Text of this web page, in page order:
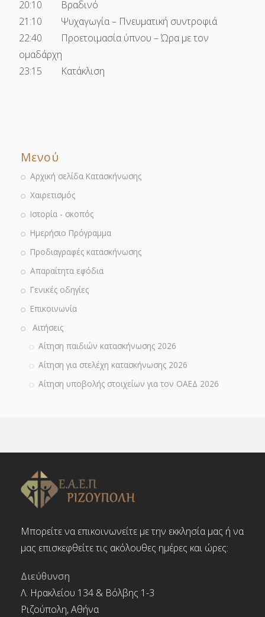
Μενού
Αρχική σελίδα Κατασκήνωσης
Χαιρετισμός
Ιστορία - σκοπός
Ημερήσιο Πρόγραμμα
Προδιαγραφές κατασκήνωσης
Απαραίτητα εφόδια
Γενικές οδηγίες
Επικοινωνία
Αιτήσεις
Αίτηση παιδιών κατασκήνωσης 2026
Αίτηση για στελέχη κατασκήνωσης 2026
Αίτηση υποβολής στοιχείων για τον ΟΑΕΔ 2026
20:10 Βραδινό
21:10 Ψυχαγωγία – Πνευματική συντροφιά
22:40 Προετοιμασία ύπνου – Ώρα με τον
ομαδάρχη
23:15 Κατάκλιση
Μπορείτε να επικοινωνείτε με την εκκλησία μας ή να
μας επισκεφθείτε τις ακόλουθες ημέρες και ώρες:
Διεύθυνση
Λ. Ηρακλείου 134 & Βόλβης 1-3
Ριζούπολη, Αθήνα